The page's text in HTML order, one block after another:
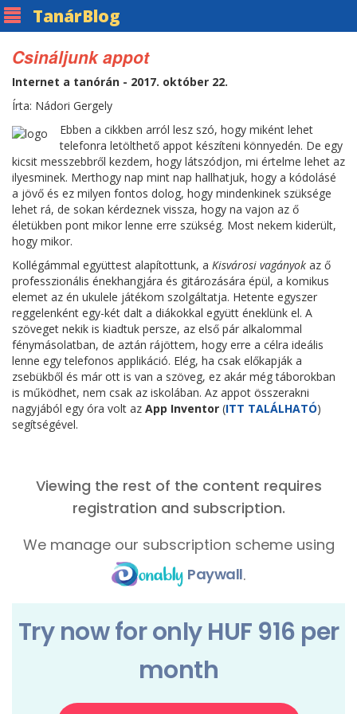
TanárBlog
Csináljunk appot
Internet a tanórán - 2017. október 22.
Írta: Nádori Gergely
Ebben a cikkben arról lesz szó, hogy miként lehet
telefonra letölthető appot készíteni könnyedén. De egy
kicsit messzebbről kezdem, hogy látszódjon, mi értelme lehet az
ilyesminek. Merthogy nap mint nap hallhatjuk, hogy a kódolásé
a jövő és ez milyen fontos dolog, hogy mindenkinek szüksége
lehet rá, de sokan kérdeznek vissza, hogy na vajon az ő
életükben pont mikor lenne erre szükség. Most nekem kiderült,
hogy mikor.
Kollégámmal együttest alapítottunk, a Kisvárosi vagányok az ő
professzionális énekhangjára és gitározására épül, a komikus
elemet az én ukulele játékom szolgáltatja. Hetente egyszer
reggelenként egy-két dalt a diákokkal együtt éneklünk el. A
szöveget nekik is kiadtuk persze, az első pár alkalommal
fénymásolatban, de aztán rájöttem, hogy erre a célra ideális
lenne egy telefonos applikáció. Elég, ha csak előkapják a
zsebükből és már ott is van a szöveg, ez akár még táborokban
is működhet, nem csak az iskolában. Az appot összerakni
nagyjából egy óra volt az App Inventor (ITT TALÁLHATÓ)
segítségével.